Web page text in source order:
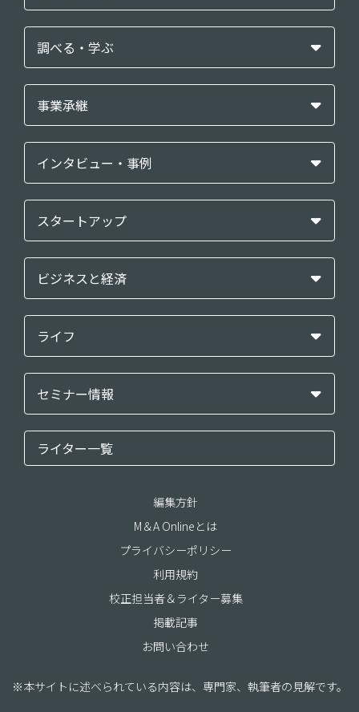
調べる・学ぶ
事業承継
インタビュー・事例
スタートアップ
ビジネスと経済
ライフ
セミナー情報
ライター一覧
編集方針
M＆A Onlineとは
プライバシーポリシー
利用規約
校正担当者＆ライター募集
掲載記事
お問い合わせ
※本サイトに述べられている内容は、専門家、執筆者の見解です。